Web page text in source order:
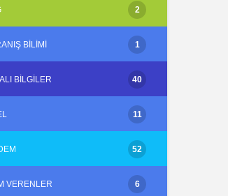
2
BILIMI 1
BILGILER 40
11
52
VERENLER 6